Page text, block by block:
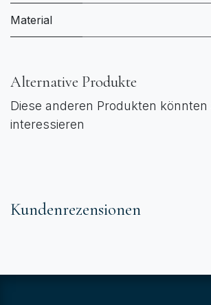
Material
Alternative Produkte
Diese anderen Produkten könnten
interessieren
Kundenrezensionen